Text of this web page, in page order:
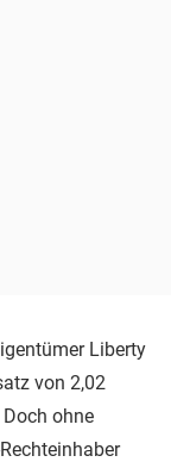
Liberty
von 2,02
ohne